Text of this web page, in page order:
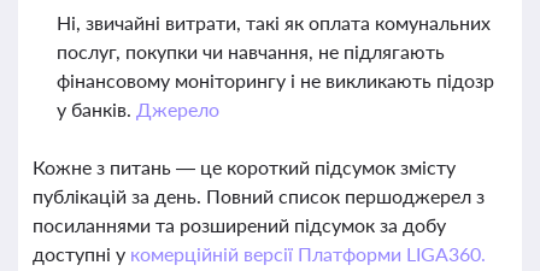
Ні, звичайні витрати, такі як оплата комунальних
послуг, покупки чи навчання, не підлягають
фінансовому моніторингу і не викликають підозр
у банків. Джерело
Кожне з питань — це короткий підсумок змісту
публікацій за день. Повний список першоджерел з
посиланнями та розширений підсумок за добу
доступні у комерційній версії Платформи LIGA360.